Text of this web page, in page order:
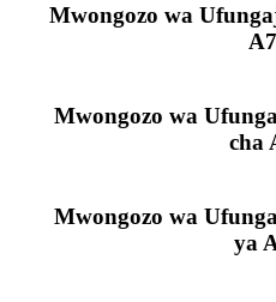
Mwongozo wa
Mwongozo wa
cha
Mwongozo wa
ya